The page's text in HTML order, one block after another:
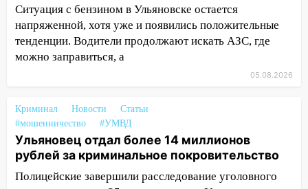
04.08.2026
23:27 Прокуратура проверяет
капремонт школы в посёлке Налейка
21:01
Ульяновцев приглашают сдать
кровь: День донора пройдёт 6 августа
20:17
Ульяновская область девятую
неделю подряд удерживает самые
низкие цены на подсолнечное масло
Ситуация с бензином в Ульяновске остается
напряженной, хотя уже и появились положительные
тенденции. Водители продолжают искать АЗС, где
можно заправиться, а
05.08.2026
Криминал Новости
Статьи
#мошенничество
#УМВД
Ульяновец отдал более 14 миллионов
рублей за криминальное покровительство
Полицейские завершили расследование уголовного